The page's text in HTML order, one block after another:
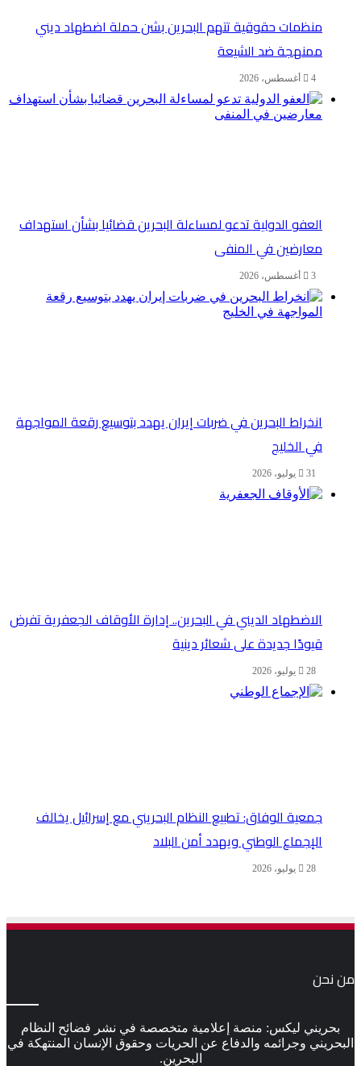
منظمات حقوقية تتهم البحرين بشن حملة اضطهاد ديني
ممنهجة ضد الشيعة
4 أغسطس، 2026
العفو الدولية تدعو لمساءلة البحرين قضائيا بشأن استهداف
معارضين في المنفى
3 أغسطس، 2026
انخراط البحرين في ضربات إيران يهدد بتوسيع رقعة المواجهة
في الخليج
31 يوليو، 2026
الاضطهاد الديني في البحرين.. إدارة الأوقاف الجعفرية تفرض
قيودًا جديدة على شعائر دينية
28 يوليو، 2026
جمعية الوفاق: تطبيع النظام البحريني مع إسرائيل يخالف
الإجماع الوطني ويهدد أمن البلاد
28 يوليو، 2026
من نحن
بحريني ليكس: منصة إعلامية متخصصة في نشر فضائح النظام
البحريني وجرائمه والدفاع عن الحريات وحقوق الإنسان المنتهكة في
البحرين.